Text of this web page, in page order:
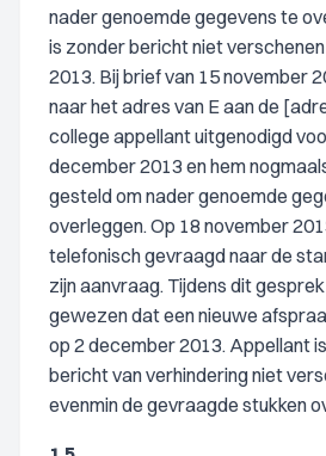
nader genoemde gegevens te
is zonder bericht niet
2013. Bij brief van 15 november
naar het adres van E aan de
college appellant uitgenodigd
december 2013 en hem
gesteld om nader genoemde
overleggen. Op 18 november
telefonisch gevraagd naar de
zijn aanvraag. Tijdens dit
gewezen dat een nieuwe
op 2 december 2013. Appellant
bericht van verhindering niet
evenmin de gevraagde stukken